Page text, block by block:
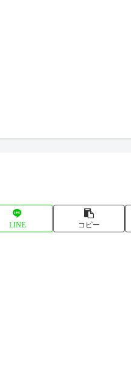
LINE コピー